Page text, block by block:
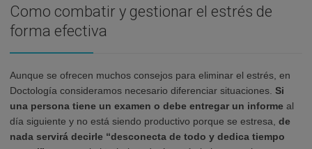
Como combatir y gestionar el estrés de
forma efectiva
Aunque se ofrecen muchos consejos para eliminar el estrés, en
Doctología consideramos necesario diferenciar situaciones. Si
una persona tiene un examen o debe entregar un informe al
día siguiente y no está siendo productivo porque se estresa, de
nada servirá decirle “desconecta de todo y dedica tiempo